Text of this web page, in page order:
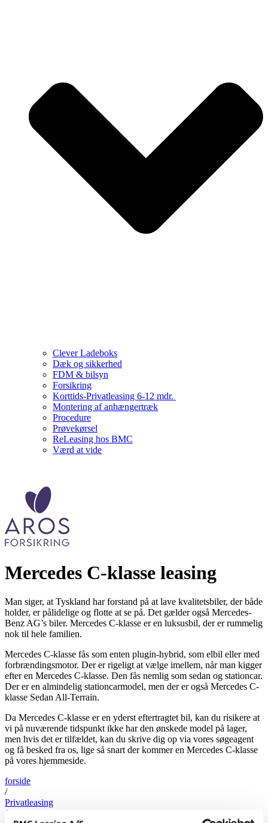
Clever Ladeboks
Dæk og sikkerhed
FDM & bilsyn
Forsikring
Korttids-Privatleasing 6-12 mdr.
Montering af anhængertræk
Procedure
Prøvekørsel
ReLeasing hos BMC
Værd at vide
Mercedes C-klasse leasing
Man siger, at Tyskland har forstand på at lave kvalitetsbiler, der både
holder, er pålidelige og flotte at se på. Det gælder også Mercedes-
Benz AG’s biler. Mercedes C-klasse er en luksusbil, der er rummelig
nok til hele familien.
Mercedes C-klasse fås som enten plugin-hybrid, som elbil eller med
forbrændingsmotor. Der er rigeligt at vælge imellem, når man kigger
efter en Mercedes C-klasse. Den fås nemlig som sedan og stationcar.
Der er en almindelig stationcarmodel, men der er også Mercedes C-
klasse Sedan All-Terrain.
Da Mercedes C-klasse er en yderst eftertragtet bil, kan du risikere at
vi på nuværende tidspunkt ikke har den ønskede model på lager,
men hvis det er tilfældet, kan du skrive dig op via vores søgeagent
og få besked fra os, lige så snart der kommer en Mercedes C-klasse
på vores hjemmeside.
forside
/
Privatleasing
/